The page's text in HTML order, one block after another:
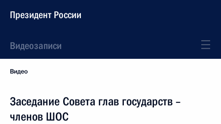
Президент России
Видеозаписи
Видео
Заседание Совета глав государств –
членов ШОС